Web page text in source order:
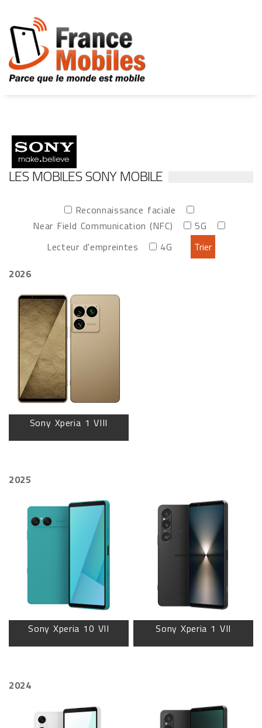
LES MOBILES SONY MOBILE
Reconnaissance faciale
Near Field Communication (NFC)
5G
Lecteur d'empreintes
4G
2026
Sony Xperia 1 VIII
2025
Sony Xperia 10 VII Sony Xperia 1 VII
2024